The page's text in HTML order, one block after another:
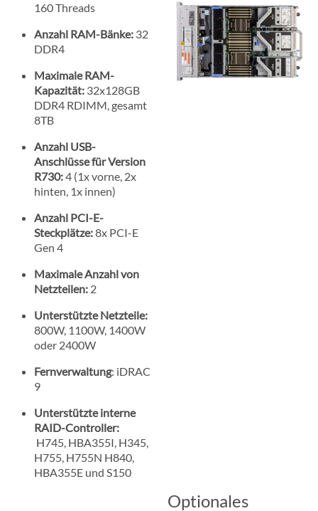
160 Threads
Anzahl RAM-Bänke: 32
DDR4
Maximale RAM-
Kapazität: 32x128GB
DDR4 RDIMM, gesamt
8TB
Anzahl USB-
Anschlüsse für Version
R730:4 (1x vorne, 2x
hinten, 1x innen)
Anzahl PCI-E-
Steckplätze:8x PCI-E
Gen 4
Maximale Anzahl von
Netzteilen: 2
Unterstützte Netzteile:
800W, 1100W, 1400W
oder 2400W
Fernverwaltung: iDRAC
9
Unterstützte interne
RAID-Controller:
H745, HBA355I, H345,
H755, H755N H840,
HBA355E und S150
Optionales